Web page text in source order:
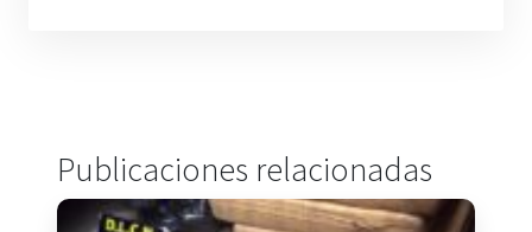
Publicaciones relacionadas